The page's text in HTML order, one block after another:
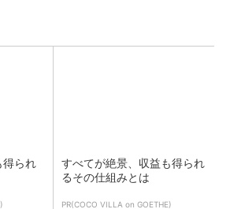
得られ
すべてが絶景、収益も得られ
るその仕組みとは
PR(COCO VILLA on GOETHE)